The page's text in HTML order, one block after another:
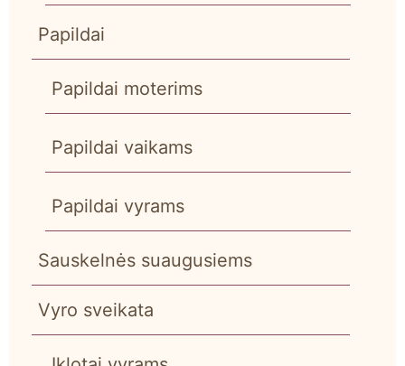
Papildai
Papildai moterims
Papildai vaikams
Papildai vyrams
Sauskelnės suaugusiems
Vyro sveikata